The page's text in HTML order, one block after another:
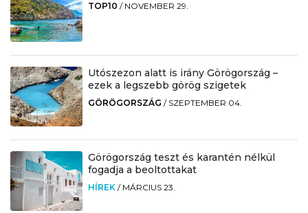
TOP10 / NOVEMBER 29.
Utószezon alatt is irány Görögország –
ezek a legszebb görög szigetek
GÖRÖGORSZÁG / SZEPTEMBER 04.
Görögország teszt és karantén nélkül
fogadja a beoltottakat
HÍREK / MÁRCIUS 23.